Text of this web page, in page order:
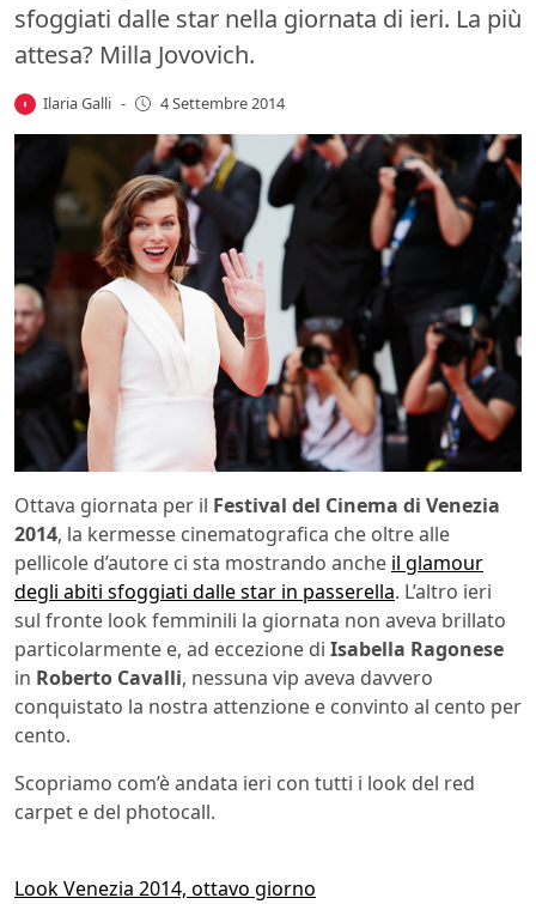
sfoggiati dalle star nella giornata di ieri. La più
attesa? Milla Jovovich.
Ilaria Galli - 4 Settembre 2014
Ottava giornata per il Festival del Cinema di Venezia
2014, la kermesse cinematografica che oltre alle
pellicole d’autore ci sta mostrando anche il glamour
degli abiti sfoggiati dalle star in passerella. L’altro ieri
sul fronte look femminili la giornata non aveva brillato
particolarmente e, ad eccezione di Isabella Ragonese
in Roberto Cavalli, nessuna vip aveva davvero
conquistato la nostra attenzione e convinto al cento per
cento.
Scopriamo com’è andata ieri con tutti i look del red
carpet e del photocall.
Look Venezia 2014, ottavo giorno